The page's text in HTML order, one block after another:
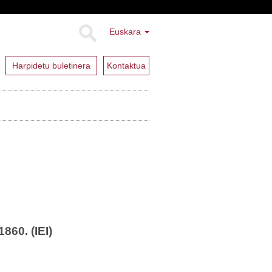
Euskara
Harpidetu buletinera Kontaktua
(IEI)